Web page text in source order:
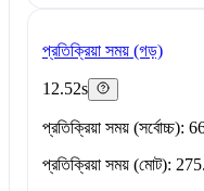
প্রতিক্রিয়া সময় (গড়)
12.52s
প্রতিক্রিয়া সময় (সর্বোচ্চ):
প্রতিক্রিয়া সময় (মোট):